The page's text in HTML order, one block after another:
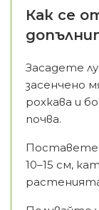
Как се
Засадете
засенчено
рохкава и
почва.
Поставете
10–15 см,